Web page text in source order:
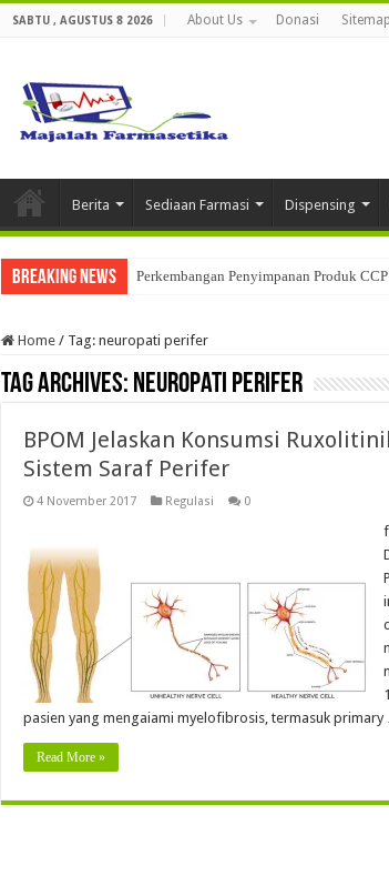
SABTU , AGUSTUS 8 2026 About Us Donasi Sitemap
Berita Sediaan Farmasi Dispensing
Breaking News Perkembangan Penyimpanan Produk
Home / Tag: neuropati perifer
Tag Archives: neuropati perifer
BPOM Jelaskan Konsumsi
Sistem Saraf Perifer
4 November 2017 Regulasi 0
pasien yang mengaiami myelofibrosis, termasuk
Read More »